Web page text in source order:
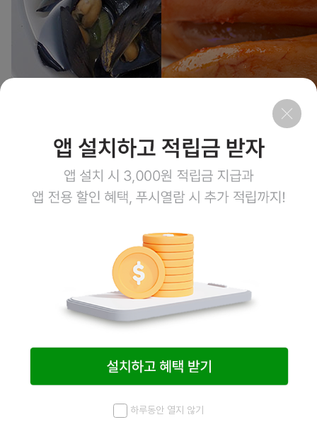
개별진공포장
상품링크
8
저염 명란젓
상품링크
하루동안 열지 않기